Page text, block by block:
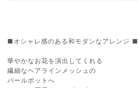
■オシャレ感のある和モダンなアレンジ ■
華やかなお花を演出してくれる
繊細なヘアラインメッシュの
パールポットへ